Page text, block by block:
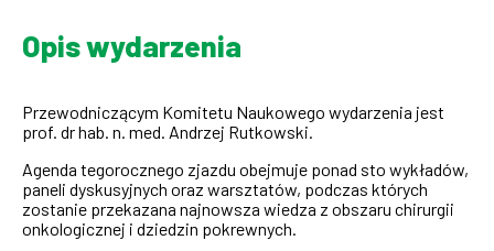
Opis wydarzenia
Przewodniczącym Komitetu Naukowego wydarzenia jest
prof. dr hab. n. med. Andrzej Rutkowski.
Agenda tegorocznego zjazdu obejmuje ponad sto wykładów,
paneli dyskusyjnych oraz warsztatów, podczas których
zostanie przekazana najnowsza wiedza z obszaru chirurgii
onkologicznej i dziedzin pokrewnych.